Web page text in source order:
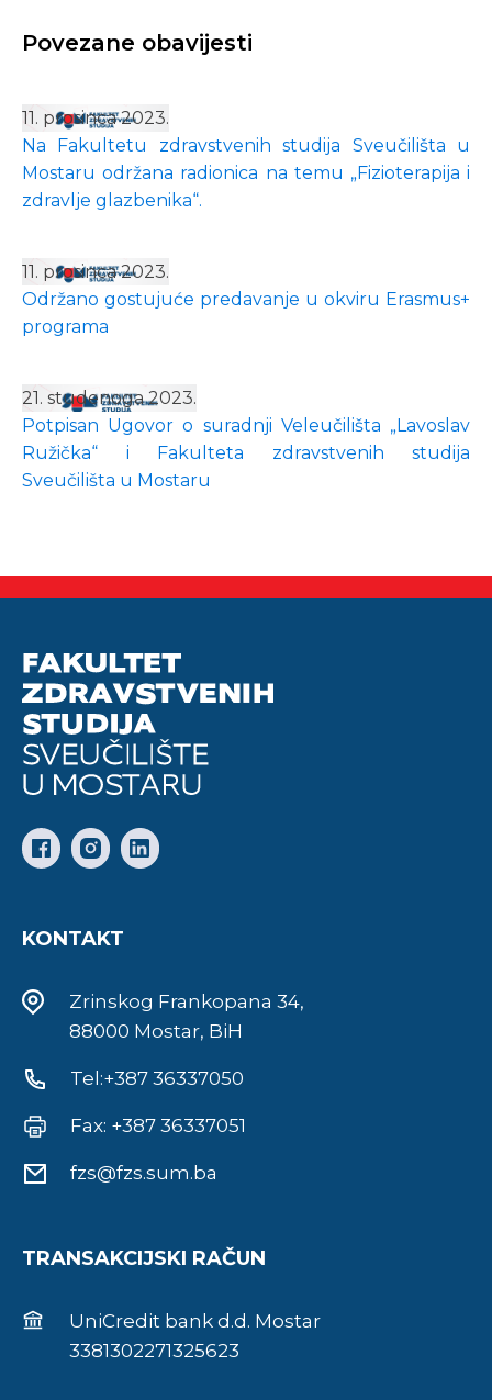
Povezane obavijesti
11. prosinca 2023.
Na Fakultetu zdravstvenih studija Sveučilišta u
Mostaru održana radionica na temu „Fizioterapija i
zdravlje glazbenika“.
11. prosinca 2023.
Održano gostujuće predavanje u okviru Erasmus+
programa
21. studenoga 2023.
Potpisan Ugovor o suradnji Veleučilišta „Lavoslav
Ružička“ i Fakulteta zdravstvenih studija
Sveučilišta u Mostaru
KONTAKT
Zrinskog Frankopana 34,
88000 Mostar, BiH
Tel:+387 36337050
Fax: +387 36337051
fzs@fzs.sum.ba
TRANSAKCIJSKI RAČUN
UniCredit bank d.d. Mostar
3381302271325623